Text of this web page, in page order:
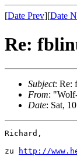
[Date Prev][Date
Re:
Subject: Re:
From:
Date: Sat,
Richard,
zu
http://